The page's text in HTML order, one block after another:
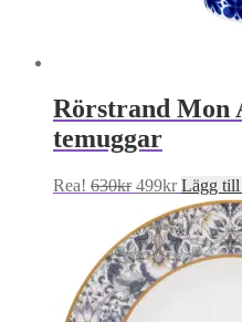
Rörstrand Mon
temuggar
Rea! 630kr Det
ursprungliga
priset
var:
630kr.
499krDet
priset
är:
499kr.
Lägg